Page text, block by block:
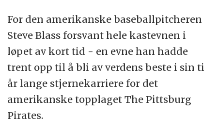
panic’ - som direkte oversatt til norsk blir
&#39;blinkpanikk&#39;.
Kilder: Steven Weiss
For den amerikanske baseballpitcheren
Steve Blass forsvant hele kastevnen i
løpet av kort tid - en evne han hadde
trent opp til å bli av verdens beste i sin ti
år lange stjernekarriere for det
amerikanske topplaget The Pittsburg
Pirates.